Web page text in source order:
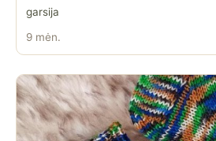
garsija
9 mėn.